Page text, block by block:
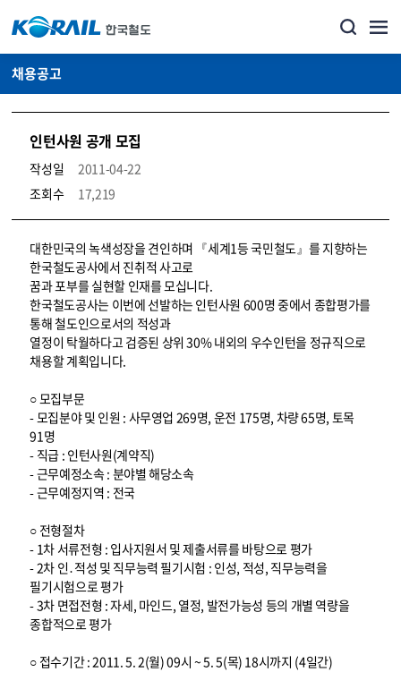
채용공고
인턴사원 공개 모집
작성일
2011-04-22
조회수
17,219
코레일소개_경영공시_채용공고 상세보기 – 내용, 파일, 담당자 연락처로 구성
대한민국의 녹색성장을 견인하며 『세계1등 국민철도』를 지향하는
한국철도공사에서 진취적 사고로
꿈과 포부를 실현할 인재를 모십니다.
한국철도공사는 이번에 선발하는 인턴사원 600명 중에서 종합평가를
통해 철도인으로서의 적성과
열정이 탁월하다고 검증된 상위 30% 내외의 우수인턴을 정규직으로
채용할 계획입니다.
○ 모집부문
- 모집분야 및 인원 : 사무영업 269명, 운전 175명, 차량 65명, 토목
91명
- 직급 : 인턴사원(계약직)
- 근무예정소속 : 분야별 해당소속
- 근무예정지역 : 전국
○ 전형절차
- 1차 서류전형 : 입사지원서 및 제출서류를 바탕으로 평가
- 2차 인․적성 및 직무능력 필기시험 : 인성, 적성, 직무능력을
필기시험으로 평가
- 3차 면접전형 : 자세, 마인드, 열정, 발전가능성 등의 개별 역량을
종합적으로 평가
○ 접수기간 : 2011. 5. 2(월) 09시 ~ 5. 5(목) 18시까지 (4일간)